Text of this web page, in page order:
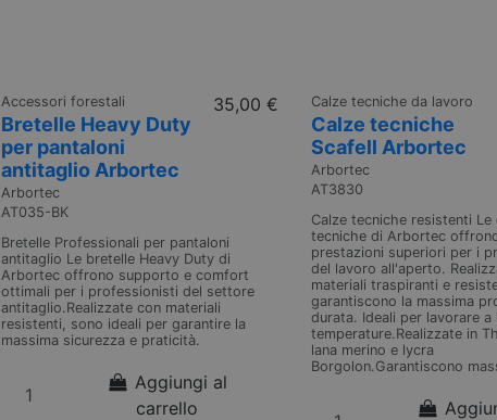
Accessori forestali
Bretelle Heavy Duty
per pantaloni
antitaglio Arbortec
Arbortec
AT035-BK
35,00 €
Bretelle Professionali per pantaloni
antitaglio Le bretelle Heavy Duty di
Arbortec offrono supporto e comfort
ottimali per i professionisti del settore
antitaglio.Realizzate con materiali
resistenti, sono ideali per garantire la
massima sicurezza e praticità.
Aggiungi al
carrello
Calze tecniche da lavoro
Calze tecniche
Scafell Arbortec
Arbortec
AT3830
Calze tecniche resistenti Le
tecniche di Arbortec
prestazioni superiori per i
del lavoro all'aperto.
materiali traspiranti e
garantiscono la massima
durata. Ideali per lavorare a
temperature.Realizzate in
lana merino e lycra
Borgolon.Garantiscono